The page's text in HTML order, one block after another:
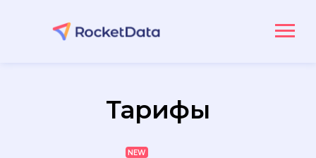
Тарифы
NEW